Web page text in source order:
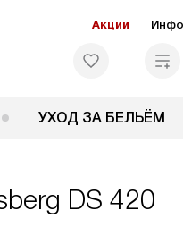
Акции
УХОД ЗА БЕЛЬЁМ
DS 420